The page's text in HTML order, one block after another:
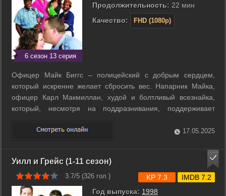
6 сезон 13 серия
Продолжительность: 22 мин
Качество:
FHD (1080p)
Офицер Майк Биггс – полицейский с добрым сердцем,
который искренне желает сбросить вес. Напарник Майка,
офицер Карл Макмиллан, худой и болтливый всезнайка,
который, несмотря на поддразнивания, поддерживает
Майка на его пути к стройности и любви. Во время одного из
собраний Майк встретил Молли Флинн, милую учительницу
четвертого класса, которая ...
17.05.2025
Уилл и Грейс (1-11 сезон)
3.7/5 (326 гол.)
Год выпуска: 1998
KP 7.3 IMDB 7.2